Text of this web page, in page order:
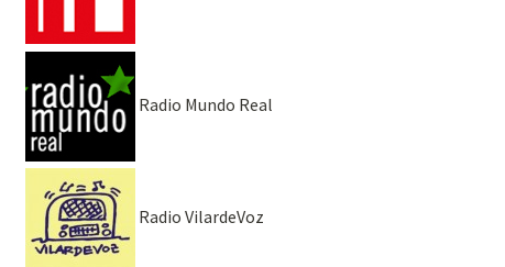
Radio Mundo Real
Radio VilardeVoz